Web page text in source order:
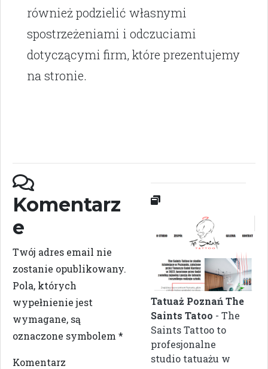
również podzielić własnymi
spostrzeżeniami i odczuciami
dotyczącymi firm, które prezentujemy
na stronie.
Komentarz
e
Twój adres email nie
zostanie opublikowany.
Pola, których
wypełnienie jest
wymagane, są
oznaczone symbolem *
Komentarz
Tatuaż Poznań The
Saints Tatoo - The
Saints Tattoo to
profesjonalne
studio tatuażu w